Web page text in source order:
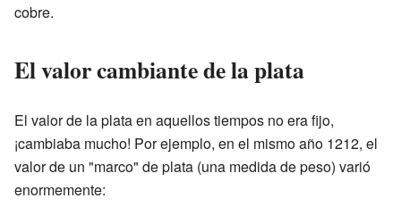
cobre.
El valor cambiante de la plata
El valor de la plata en aquellos tiempos no era fijo,
¡cambiaba mucho! Por ejemplo, en el mismo año 1212, el
valor de un "marco" de plata (una medida de peso) varió
enormemente: